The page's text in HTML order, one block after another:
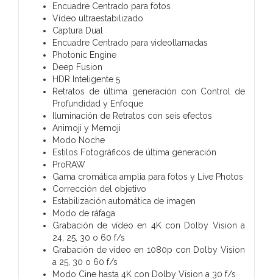
Encuadre Centrado para fotos
Vídeo ultraestabilizado
Captura Dual
Encuadre Centrado para videollamadas
Photonic Engine
Deep Fusion
HDR Inteligente 5
Retratos de última generación con Control de
Profundidad y Enfoque
Iluminación de Retratos con seis efectos
Animoji y Memoji
Modo Noche
Estilos Fotográficos de última generación
ProRAW
Gama cromática amplia para fotos y Live Photos
Corrección del objetivo
Estabili­zación automática de imagen
Modo de ráfaga
Grabación de vídeo en 4K con Dolby Vision a
24, 25, 30 o 60 f/s
Grabación de vídeo en 1080p con Dolby Vision
a 25, 30 o 60 f/s
Modo Cine hasta 4K con Dolby Vision a 30 f/s